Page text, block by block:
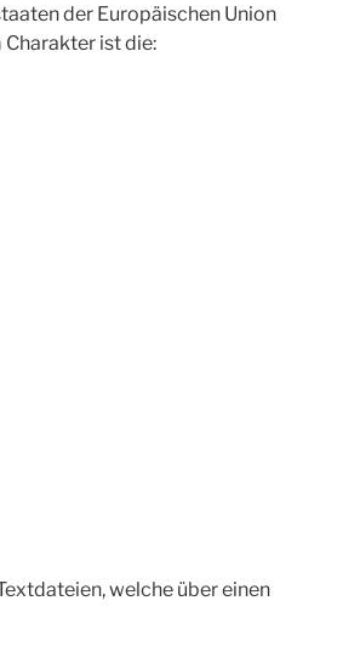
der Europäischen Union
ist die:
welche über einen